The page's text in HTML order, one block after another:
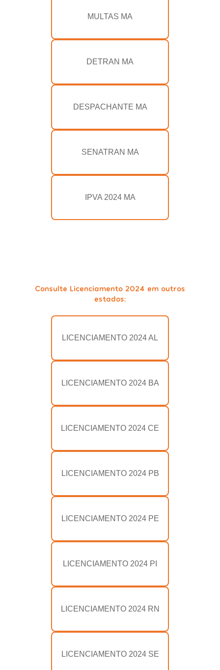
MULTAS MA
DETRAN MA
DESPACHANTE MA
SENATRAN MA
IPVA 2024 MA
Consulte Licenciamento 2024 em outros
estados:
LICENCIAMENTO 2024 AL
LICENCIAMENTO 2024 BA
LICENCIAMENTO 2024 CE
LICENCIAMENTO 2024 PB
LICENCIAMENTO 2024 PE
LICENCIAMENTO 2024 PI
LICENCIAMENTO 2024 RN
LICENCIAMENTO 2024 SE